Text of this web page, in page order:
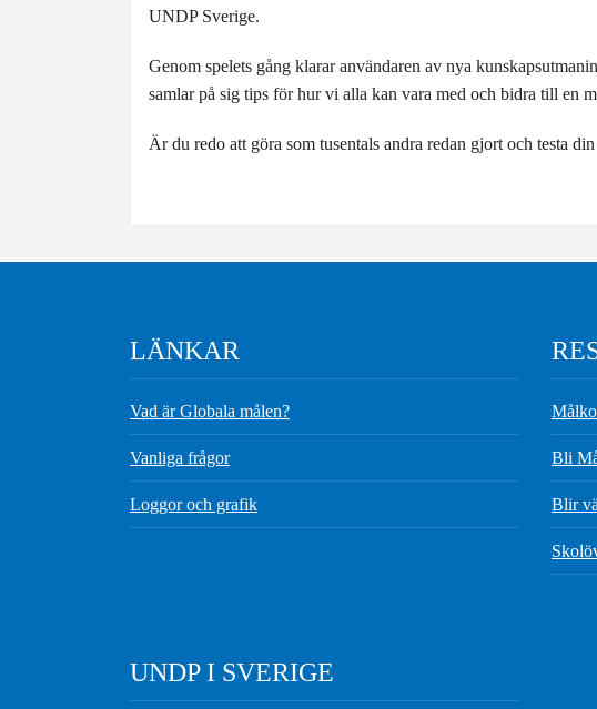
UNDP Sverige.
Genom spelets gång klarar användaren av nya
samlar på sig tips för hur vi alla kan vara med och bidra till en
Är du redo att göra som tusentals andra redan gjort och testa
LÄNKAR
Vad är Globala målen?
Vanliga frågor
Loggor och grafik
Bli
Blir
UNDP I SVERIGE